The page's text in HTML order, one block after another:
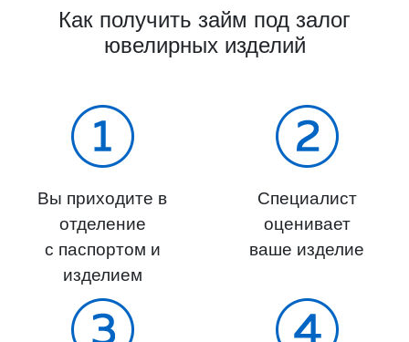
Как получить займ под залог
ювелирных изделий
Вы приходите в
отделение
с паспортом и
изделием
Специалист
оценивает
ваше изделие